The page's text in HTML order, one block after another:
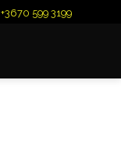
+3670 599 3199